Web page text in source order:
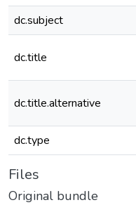
dc.subject
dc.title
dc.title.alternative
dc.type
Files
Original bundle